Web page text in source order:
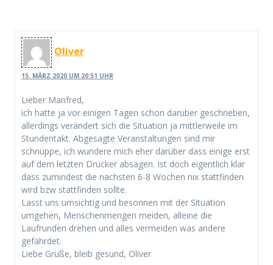
Oliver
15. MÄRZ 2020 UM 20:51 UHR
Lieber Manfred,
ich hatte ja vor einigen Tagen schon darüber geschrieben,
allerdings verändert sich die Situation ja mittlerweile im
Stundentakt. Abgesagte Veranstaltungen sind mir
schnuppe, ich wundere mich eher darüber dass einige erst
auf dem letzten Drücker absagen. Ist doch eigentlich klar
dass zumindest die nächsten 6-8 Wochen nix stattfinden
wird bzw stattfinden sollte.
Lasst uns umsichtig und besonnen mit der Situation
umgehen, Menschenmengen meiden, alleine die
Laufrunden drehen und alles vermeiden was andere
gefährdet.
Liebe Grüße, bleib gesund, Oliver